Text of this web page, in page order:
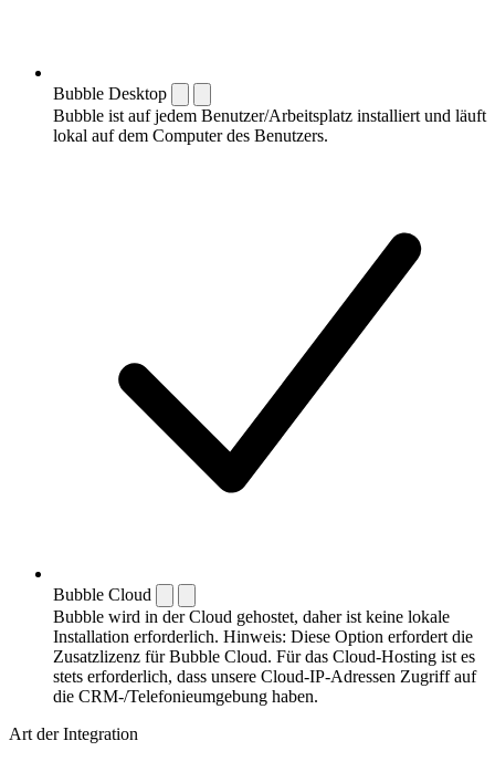
Bubble Desktop
Bubble ist auf jedem Benutzer/Arbeitsplatz installiert und läuft
lokal auf dem Computer des Benutzers.
Bubble Cloud
Bubble wird in der Cloud gehostet, daher ist keine lokale
Installation erforderlich. Hinweis: Diese Option erfordert die
Zusatzlizenz für Bubble Cloud. Für das Cloud-Hosting ist es
stets erforderlich, dass unsere Cloud-IP-Adressen Zugriff auf
die CRM-/Telefonieumgebung haben.
Art der Integration